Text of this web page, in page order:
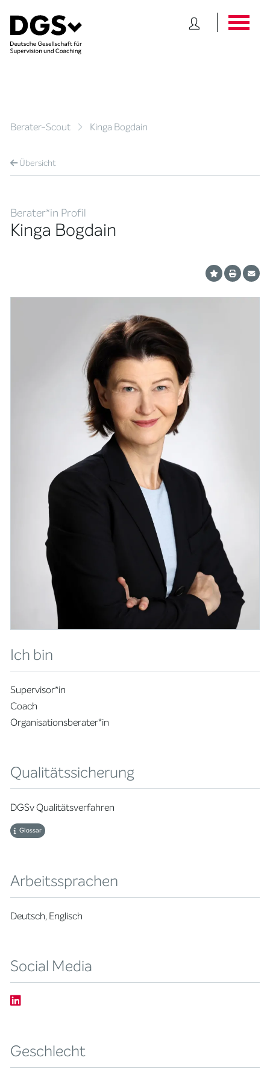
Berater-Scout Kinga Bogdain
Übersicht
Berater*in Profil
Kinga Bogdain
Ich bin
Supervisor*in
Coach
Organisationsberater*in
Qualitätssicherung
DGSv Qualitätsverfahren
Glossar
Arbeitssprachen
Deutsch, Englisch
Social Media
Geschlecht